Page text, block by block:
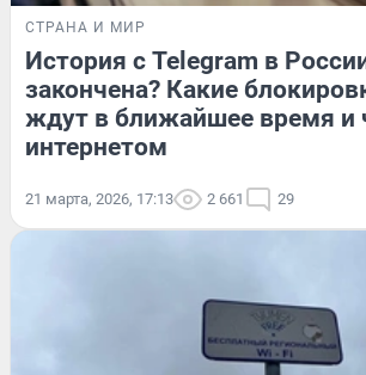
СТРАНА И МИР
История с Telegram в
закончена? Какие
ждут в ближайшее время и
интернетом
21 марта, 2026, 17:13 2 661 29